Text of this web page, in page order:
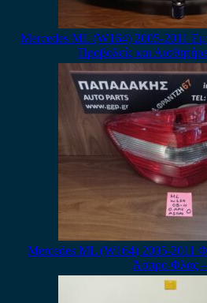
Mercedes ML (W164) 2005-2011
Προβολείς και
Mercedes ML (W164) 2005-2011
Άσπρο Φλας